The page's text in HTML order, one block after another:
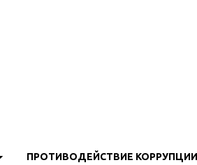
ПРОТИВОДЕЙСТВИЕ КОРРУПЦИИ